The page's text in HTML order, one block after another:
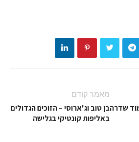
מאמר קודם
בן טוב וג'ארוסי – הזוכים הגדולים
באליפות קונטיקי בגלישה
שדרה